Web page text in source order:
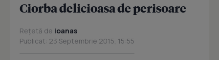
Ciorba delicioasa de perisoare
Rețetă de ioanas
Publicat: 23 Septembrie 2015, 15:55